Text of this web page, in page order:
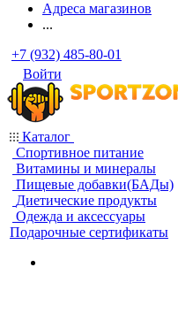
Адреса магазинов
...
+7 (932) 485-80-01
Войти
Каталог
Спортивное питание
Витамины и минералы
Пищевые добавки(БАДы)
Диетические продукты
Одежда и аксессуары
Подарочные сертификаты